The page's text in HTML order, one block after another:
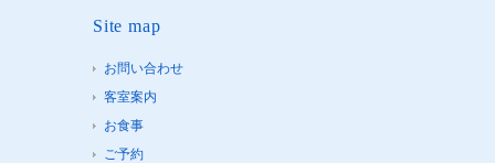
Site map
お問い合わせ
客室案内
お食事
ご予約